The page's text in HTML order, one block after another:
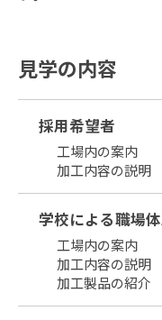
見学の内容
採用希望者
工場内の案内
加工内容の説明
学校による職場
工場内の案内
加工内容の説明
加工製品の紹介